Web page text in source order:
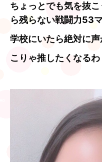
ちょっとでも気を抜
ら残らない戦闘力53
学校にいたら絶対に
こりゃ推したくなるわ